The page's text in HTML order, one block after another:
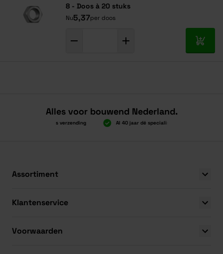
8 - Doos à 20 stuks
Nu5,37per doos
In
Alles voor bouwend Nederland.
Boven 2.000 gratis verzending Al 40 jaar dé specialist
Assortiment
Klantenservice
Voorwaarden